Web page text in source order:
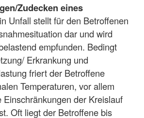
Zudecken eines
Unfall stellt für den Betroffenen
dar und wird
empfunden. Bedingt
Erkrankung und
friert der Betroffene
Temperaturen, vor allem
Einschränkungen der Kreislauf
Oft liegt der Betroffene bis